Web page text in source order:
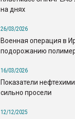
на днях
26/03/2026
Военная операция в
подорожанию
16/03/2026
Показатели
сильно просели
12/12/2025